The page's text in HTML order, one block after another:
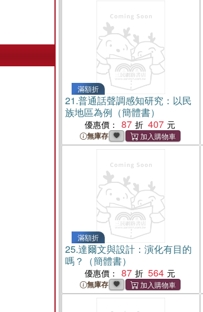
滿額折
21.普通話聲調感知研究：以民
族地區為例（簡體書）
優惠價： 87 407
無庫存
滿額折
25.達爾文與設計：演化有目的
嗎？（簡體書）
優惠價： 87 564
無庫存